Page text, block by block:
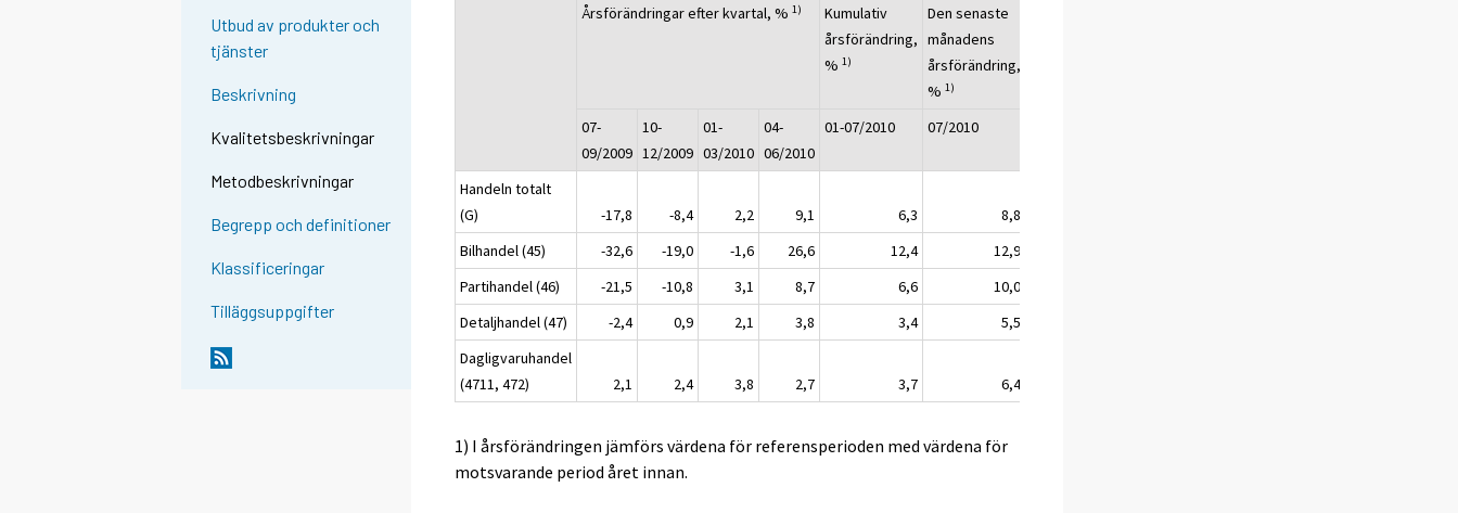
Utbud av produkter och
tjänster
Beskrivning
Kvalitetsbeskrivningar
Metodbeskrivningar
Begrepp och definitioner
Klassificeringar
Tilläggsuppgifter
Årsförändringar efter kvartal, %1)
Kumulativ
årsförändring,
%1)
Den senaste
månadens
årsförändring,
%1)
07-
09/2009
10-
12/2009
01-
03/2010
04-
06/2010
01-07/2010 07/2010
Handeln totalt
(G)
-17,8 -8,4 2,2 9,1 6,3
8,8
Bilhandel (45)
-32,6 -19,0 -1,6 26,6 12,4
12,9
Partihandel (46)
-21,5 -10,8 3,1 8,7 6,6
10,0
Detaljhandel (47)
-2,4 0,9 2,1 3,8 3,4
5,5
Dagligvaruhandel
(4711, 472)
2,1 2,4 3,8 2,7 3,7 6,4
1) I årsförändringen jämförs värdena för referensperioden med värdena för
motsvarande period året innan.